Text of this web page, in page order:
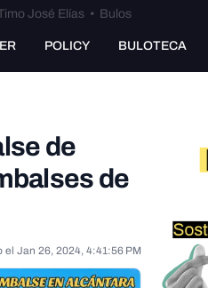
José Elías • Bulos
POLICY BULOTECA
de
de
el Jan 26, 2024, 4:41:56 PM